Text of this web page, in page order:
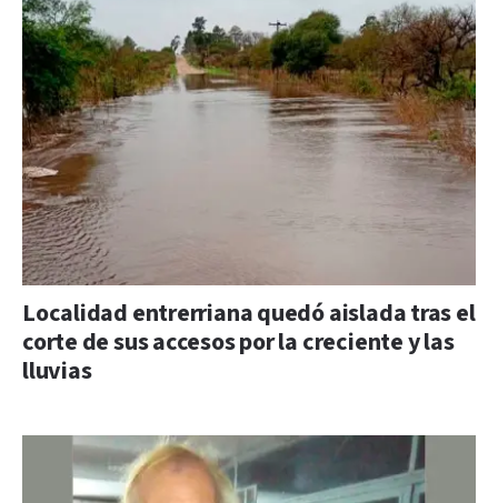
Localidad entrerriana quedó aislada tras el
corte de sus accesos por la creciente y las
lluvias